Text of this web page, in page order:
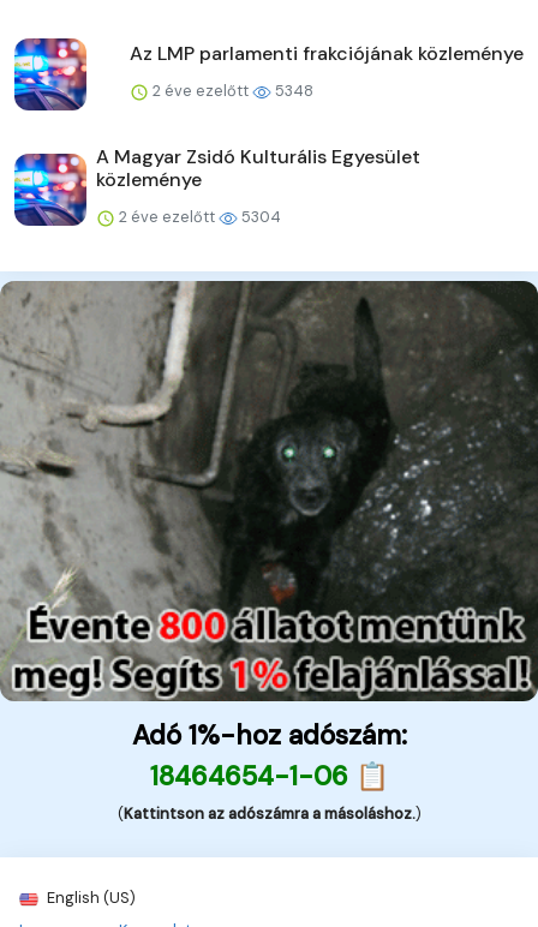
Az LMP parlamenti frakciójának közleménye
2 éve ezelőtt 5348
A Magyar Zsidó Kulturális Egyesület
közleménye
2 éve ezelőtt 5304
Adó 1%-hoz adószám:
18464654-1-06 📋
(Kattintson az adószámra a másoláshoz.)
English (US)